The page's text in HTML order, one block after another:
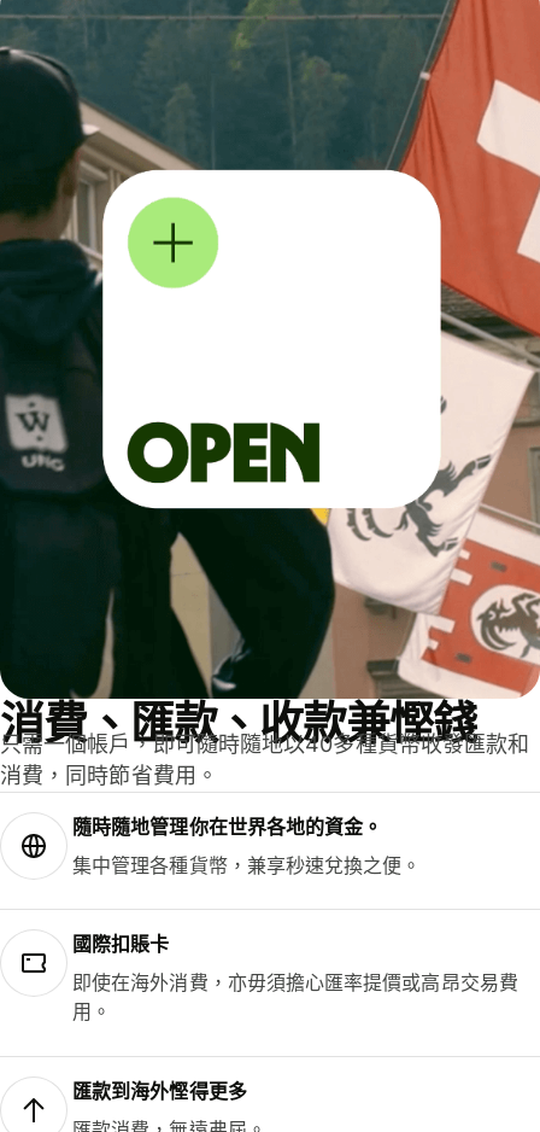
消費、匯款、收款兼慳錢
只需一個帳戶，即可隨時隨地以40多種貨幣收發匯款和
消費，同時節省費用。
隨時隨地管理你在世界各地的資金。
集中管理各種貨幣，兼享秒速兌換之便。
國際扣賬卡
即使在海外消費，亦毋須擔心匯率提價或高昂交易費
用。
匯款到海外慳得更多